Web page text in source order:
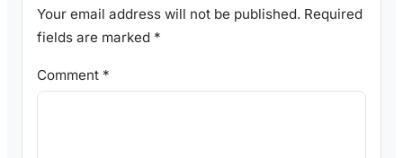
Your email address will not be published. Required
fields are marked *
Comment *